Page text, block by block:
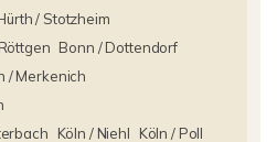
/ Stotzheim
Bonn / Dottendorf
/ Merkenich
Köln / Niehl
Köln / Poll